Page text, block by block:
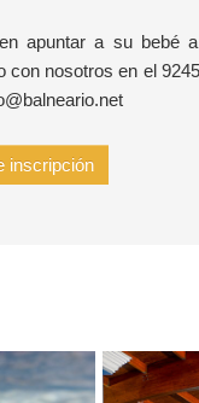
apuntar a su bebé
con nosotros en el
inscripción